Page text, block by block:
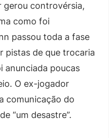
gerou controvérsia,
como foi
passou toda a fase
pistas de que trocaria
anunciada poucas
O ex-jogador
comunicação do
“um desastre”.